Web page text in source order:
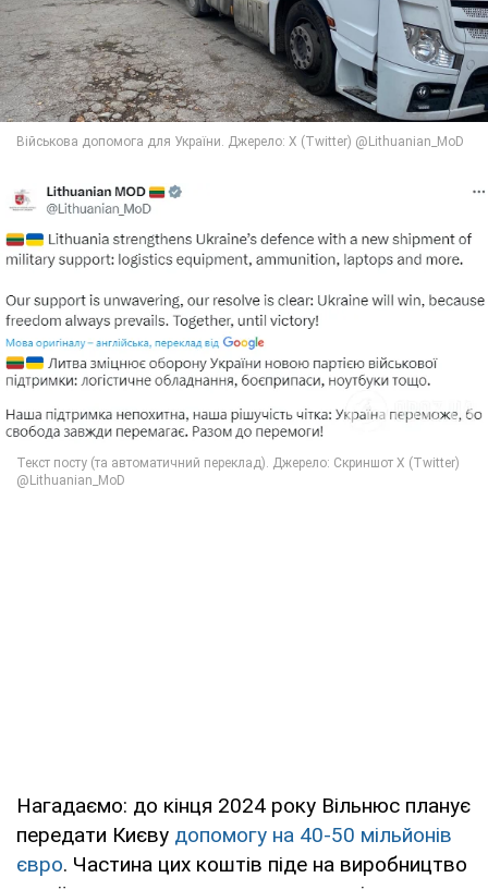
Нагадаємо: до кінця 2024 року Вільнюс планує
передати Києву допомогу на 40-50 мільйонів
євро. Частина цих коштів піде на виробництво